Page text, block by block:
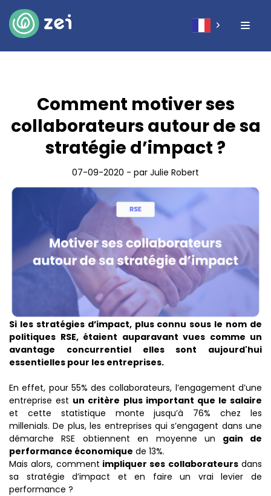
Comment motiver ses
collaborateurs autour de sa
stratégie d’impact ?
07-09-2020 - par Julie Robert
Si les stratégies d’impact, plus connu sous le nom de
politiques RSE, étaient auparavant vues comme un
avantage concurrentiel elles sont aujourd'hui
essentielles pour les entreprises.
En effet, pour 55% des collaborateurs, l’engagement d’une
entreprise est un critère plus important que le salaire
et cette statistique monte jusqu’à 76% chez les
millenials. De plus, les entreprises qui s’engagent dans une
démarche RSE obtiennent en moyenne un gain de
performance économique de 13%.
Mais alors, comment impliquer ses collaborateursdans
sa stratégie d’impact et en faire un vrai levier de
performance ?